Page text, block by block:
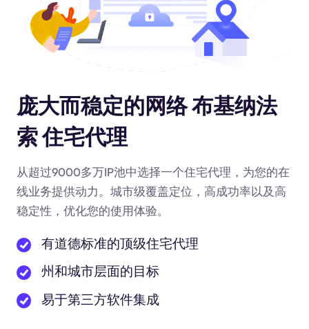
庞大而稳定的网络 布基纳法
索 住宅代理
从超过9000多万IP池中选择一个住宅代理，为您的在
线业务提供动力。城市级覆盖定位，高成功率以及高
稳定性，优化您的使用体验。
有道德标准的顶级住宅代理
州和城市层面的目标
易于第三方软件集成